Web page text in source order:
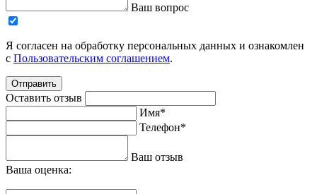
Ваш вопрос
Я согласен на обработку персональных данных и ознакомлен
с Пользовательским соглашением.
Отправить
Оставить отзыв
Имя*
Телефон*
Ваш отзыв
Ваша оценка: